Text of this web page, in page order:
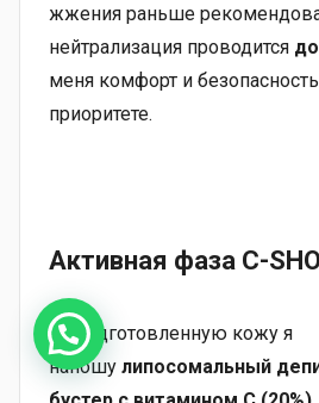
жжения раньше
нейтрализация проводится
меня комфорт и
приоритете.
Активная фаза C-
На подготовленную кожу я
наношу липосомальный